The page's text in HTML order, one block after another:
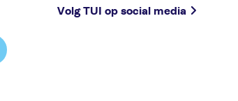
Volg TUI op social media